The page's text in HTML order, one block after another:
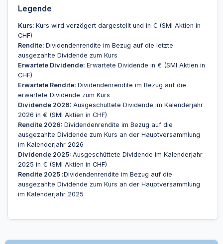
Legende
Kurs: Kurs wird verzögert dargestellt und in € (SMI Aktien in
CHF)
Rendite: Dividendenrendite im Bezug auf die letzte
ausgezahlte Dividende zum Kurs
Erwartete Dividende: Erwartete Dividende in € (SMI Aktien in
CHF)
Erwartete Rendite: Dividendenrendite im Bezug auf die
erwartete Dividende zum Kurs
Dividende 2026: Ausgeschüttete Dividende im Kalenderjahr
2026 in € (SMI Aktien in CHF)
Rendite 2026: Dividendenrendite im Bezug auf die
ausgezahlte Dividende zum Kurs an der Hauptversammlung
im Kalenderjahr 2026
Dividende 2025: Ausgeschüttete Dividende im Kalenderjahr
2025 in € (SMI Aktien in CHF)
Rendite 2025 :Dividendenrendite im Bezug auf die
ausgezahlte Dividende zum Kurs an der Hauptversammlung
im Kalenderjahr 2025